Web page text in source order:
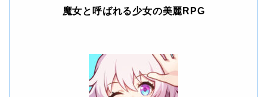
魔女と呼ばれる少女の美麗RPG